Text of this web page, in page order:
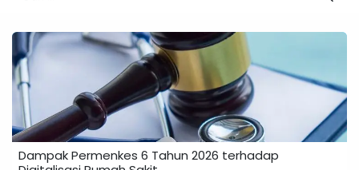
Dampak Permenkes 6 Tahun 2026 terhadap